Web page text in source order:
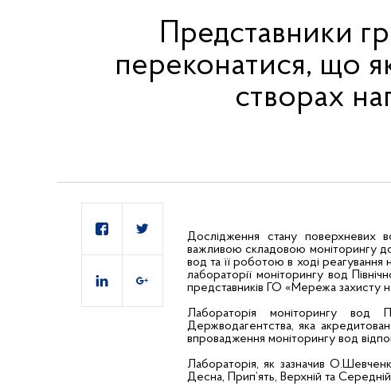
Представники
переконатися, що
створах
Дослідження стану поверхневих
важливою складовою моніторингу
вод та її роботою в ході
лабораторії моніторингу вод
представників ГО «Мережа захисту
Лабораторія моніторингу вод
Держводагентства, яка
впровадження моніторингу вод
Лабораторія, як зазначив
Десна, Прип’ять, Верхній та